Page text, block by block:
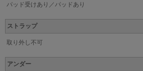
パッド受けあり／パッドあり
ストラップ
取り外し不可
アンダー